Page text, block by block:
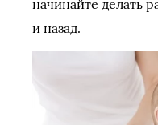
начинайте делать
и назад.